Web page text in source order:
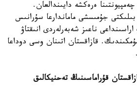
ەرەكشە دايىندالعان.
جۇمىسشى ماماندارعا سۇرانىس
ناعىز شەبەرلەردى انىقتاۋ
قازاقستان اتىنان وسى دوداعا
قۇراماسىنىڭ تەحنيكالىق